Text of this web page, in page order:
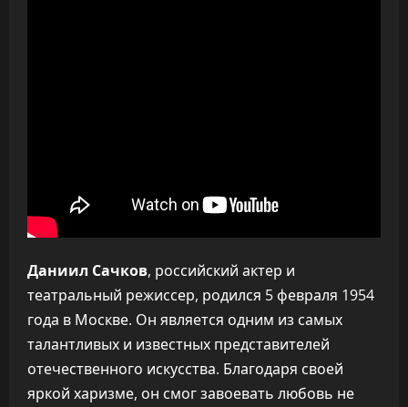
Даниил Сачков, российский актер и
театральный режиссер, родился 5 февраля 1954
года в Москве. Он является одним из самых
талантливых и известных представителей
отечественного искусства. Благодаря своей
яркой харизме, он смог завоевать любовь не